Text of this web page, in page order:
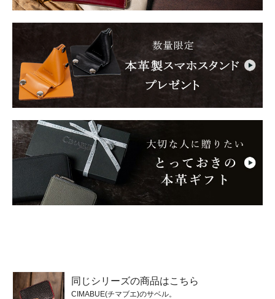
同じシリーズの商品はこちら
CIMABUE(チマブエ)のサベル。